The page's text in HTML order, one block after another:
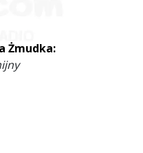
Żmudka: